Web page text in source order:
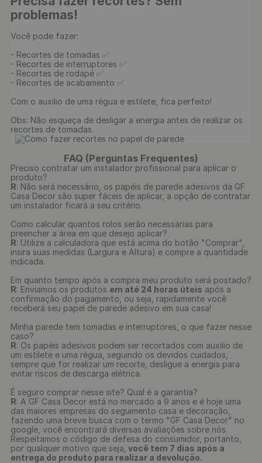
problemas!
Você pode fazer:
- Recortes de tomadas ✅
- Recortes de interruptores ✅
- Recortes de rodapé ✅
- Recortes de acabamento ✅
Com o auxilio de uma régua e estilete, fica perfeito!
Obs: Não esqueça de desligar a energia antes de realizar os
recortes de tomadas.
FAQ (Perguntas Frequentes)
Preciso contratar um instalador profissional para aplicar o
produto?
R: Não será necessário, os papéis de parede adesivos da GF
Casa Decor são super fáceis de aplicar, a opção de contratar
um instalador ficará a seu critério.
Como calcular quantos rolos serão necessárias para
preencher a área em que desejo aplicar?
R: Utilize a calculadora que está acima do botão "Comprar",
insira suas medidas (Largura e Altura) e compre a quantidade
indicada.
Em quanto tempo após a compra meu produto será postado?
R: Enviamos os produtos em até 24 horas úteis após a
confirmação do pagamento, ou seja, rapidamente você
receberá seu papel de parede adesivo em sua casa!
Minha parede tem tomadas e interruptores, o que fazer nesse
caso?
R: Os papéis adesivos podem ser recortados com auxilio de
um estilete e uma régua, seguindo os devidos cuidados,
sempre que for realizar um recorte, desligue a energia para
evitar riscos de descarga elétrica.
É seguro comprar nesse site? Qual é a garantia?
R: A GF Casa Decor está no mercado a 9 anos e é hoje uma
das maiores empresas do seguimento casa e decoração,
fazendo uma breve busca com o termo "GF Casa Decor" no
google, você encontrará diversas avaliações sobre nós.
Respeitamos o código de defesa do consumidor, portanto,
por qualquer motivo que seja, você tem 7 dias após a
entrega do produto para realizar a devolução.